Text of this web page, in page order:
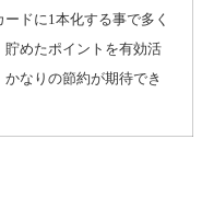
ドに1本化する事で多く
めたポイントを有効活
なりの節約が期待でき